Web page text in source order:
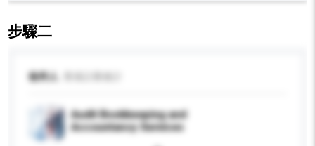
步驟二
收件人
Audit Bookkeeping and
Accountancy Services